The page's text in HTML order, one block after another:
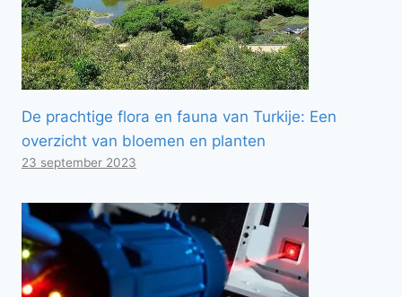
De prachtige flora en fauna van Turkije: Een
overzicht van bloemen en planten
23 september 2023